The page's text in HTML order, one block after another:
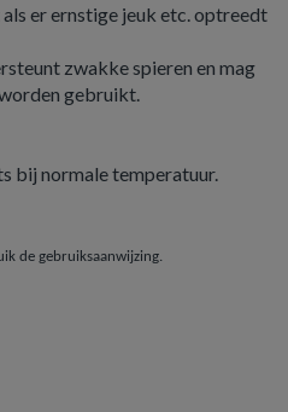
er ernstige jeuk etc. optreedt
zwakke spieren en mag
gebruikt.
bij normale temperatuur.
de gebruiksaanwijzing.